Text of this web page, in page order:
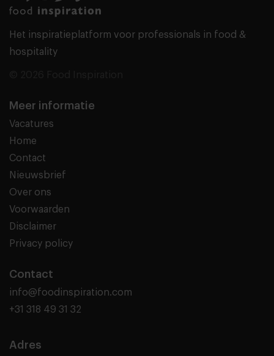
Het inspiratieplatform voor professionals in food &
hospitality
Meer informatie
Vacatures
Home
Contact
Nieuwsbrief
Over ons
Voorwaarden
Disclaimer
Privacy policy
Contact
info@foodinspiration.com
+31 318 49 31 32
Adres